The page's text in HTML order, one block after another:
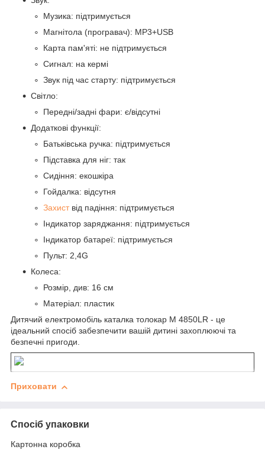
Музика: підтримується
Магнітола (програвач): MP3+USB
Карта пам'яті: не підтримується
Сигнал: на кермі
Звук під час старту: підтримується
Світло:
Передні/задні фари: є/відсутні
Додаткові функції:
Батьківська ручка: підтримується
Підставка для ніг: так
Сидіння: екошкіра
Гойдалка: відсутня
Захиствід падіння: підтримується
Індикатор заряджання: підтримується
Індикатор батареї: підтримується
Пульт: 2,4G
Колеса:
Розмір, див: 16 см
Матеріал: пластик
Дитячий електромобіль каталка толокар M 4850LR - це
ідеальний спосіб забезпечити вашій дитині захоплюючі та
безпечні пригоди.
Приховати
Спосіб упаковки
Картонна коробка